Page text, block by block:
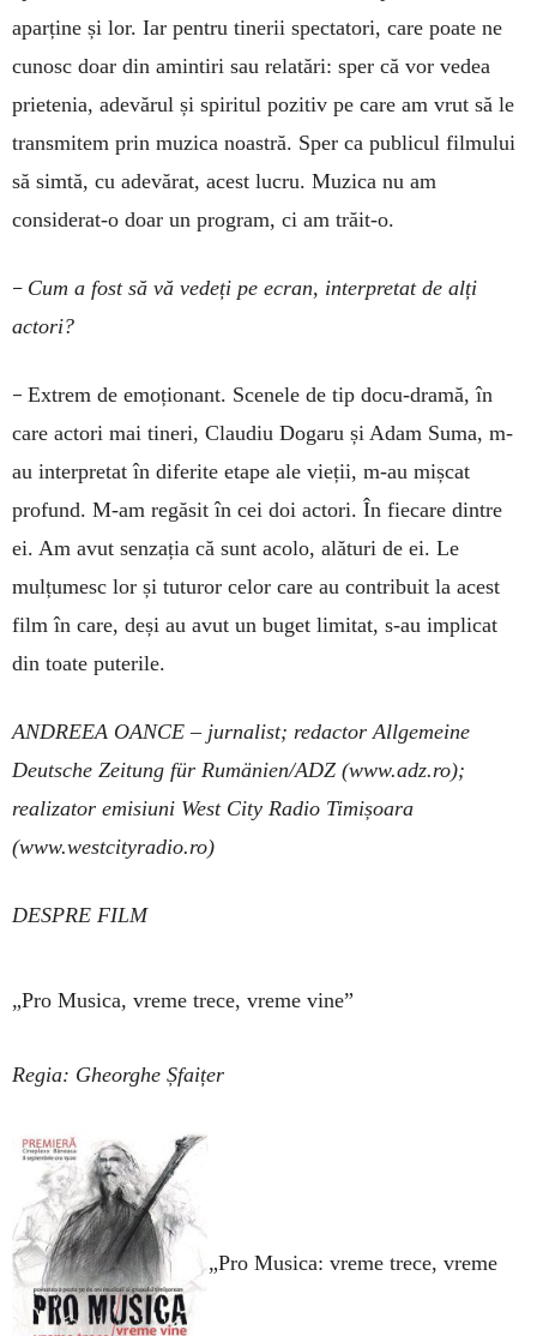
aparține și lor. Iar pentru tinerii spectatori, care poate ne
cunosc doar din amintiri sau relatări: sper că vor vedea
prietenia, adevărul și spiritul pozitiv pe care am vrut să le
transmitem prin muzica noastră. Sper ca publicul filmului
să simtă, cu adevărat, acest lucru. Muzica nu am
considerat-o doar un program, ci am trăit-o.
– Cum a fost să vă vedeți pe ecran, interpretat de alți
actori?
– Extrem de emoționant. Scenele de tip docu-dramă, în
care actori mai tineri, Claudiu Dogaru și Adam Suma, m-
au interpretat în diferite etape ale vieții, m-au mișcat
profund. M-am regăsit în cei doi actori. În fiecare dintre
ei. Am avut senzația că sunt acolo, alături de ei. Le
mulțumesc lor și tuturor celor care au contribuit la acest
film în care, deși au avut un buget limitat, s-au implicat
din toate puterile.
ANDREEA OANCE – jurnalist; redactor Allgemeine
Deutsche Zeitung für Rumänien/ADZ (www.adz.ro);
realizator emisiuni West City Radio Timișoara
(www.westcityradio.ro)
DESPRE FILM
„Pro Musica, vreme trece, vreme vine”
Regia: Gheorghe Șfaițer
„Pro Musica: vreme trece, vreme